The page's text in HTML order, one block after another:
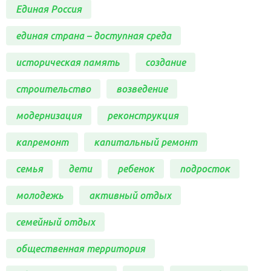
Единая Россия
единая страна – доступная среда
историческая память создание
строительство возведение
модернизация реконструкция
капремонт капитальный ремонт
семья дети ребенок подросток
молодежь активный отдых
семейный отдых
общественная территория